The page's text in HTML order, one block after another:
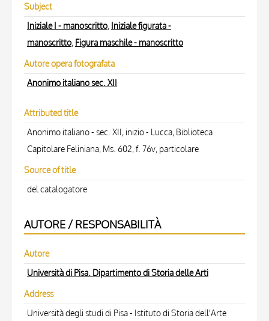
Subject
Iniziale I - manoscritto, Iniziale figurata -
manoscritto, Figura maschile - manoscritto
Autore opera fotografata
Anonimo italiano sec. XII
Attributed title
Anonimo italiano - sec. XII, inizio - Lucca, Biblioteca
Capitolare Feliniana, Ms. 602, f. 76v, particolare
Source of title
del catalogatore
AUTORE / RESPONSABILITÀ
Autore
Università di Pisa. Dipartimento di Storia delle Arti
Address
Università degli studi di Pisa - Istituto di Storia dell'Arte